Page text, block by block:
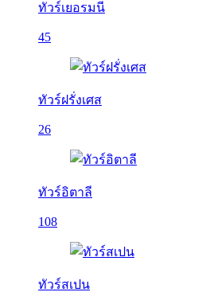
ทัวร์เยอรมนี
45
ทัวร์ฝรั่งเศส
26
ทัวร์อิตาลี
108
ทัวร์สเปน